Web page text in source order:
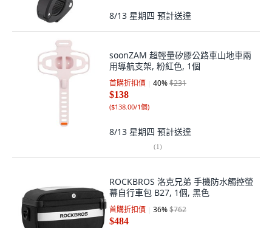
8/13 星期四 預計送達
soonZAM 超輕量矽膠公路車山地車兩
用導航支架, 粉紅色, 1個
首購折扣價 40%$231
$138
($138.00/1個)
8/13 星期四 預計送達
(1)
ROCKBROS 洛克兄弟 手機防水觸控螢
幕自行車包 B27, 1個, 黑色
首購折扣價 36%$762
$484